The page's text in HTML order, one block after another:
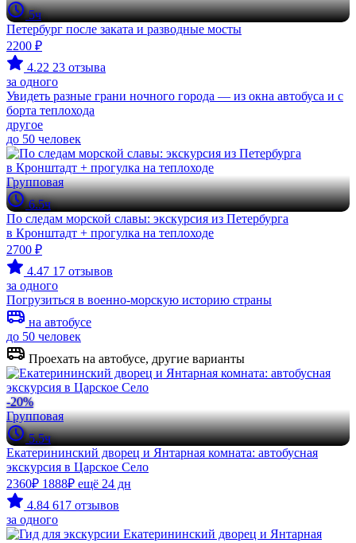
5ч
Петербург после заката и разводные мосты
2200 ₽
4.22 23 отзыва
за одного
Увидеть разные грани ночного города — из окна автобуса и с
борта теплохода
другое
до 50 человек
Групповая
6.5ч
По следам морской славы: экскурсия из Петербурга
в Кронштадт + прогулка на теплоходе
2700 ₽
4.47 17 отзывов
за одного
Погрузиться в военно-морскую историю страны
на автобусе
до 50 человек
Проехать на автобусе, другие варианты
-20%
Групповая
5.5ч
Екатерининский дворец и Янтарная комната: автобусная
экскурсия в Царское Село
2360₽ 1888₽ ещё 24 дн
4.84 617 отзывов
за одного